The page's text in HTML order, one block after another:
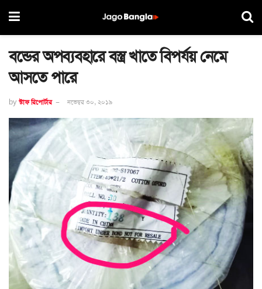
বন্ডের অপব্যবহারে বস্ত্র খাতে বিপর্যয় নেমে
আসতে পারে
by স্টাফ রিপোর্টার নভেম্বর ৩০, ২০১৯